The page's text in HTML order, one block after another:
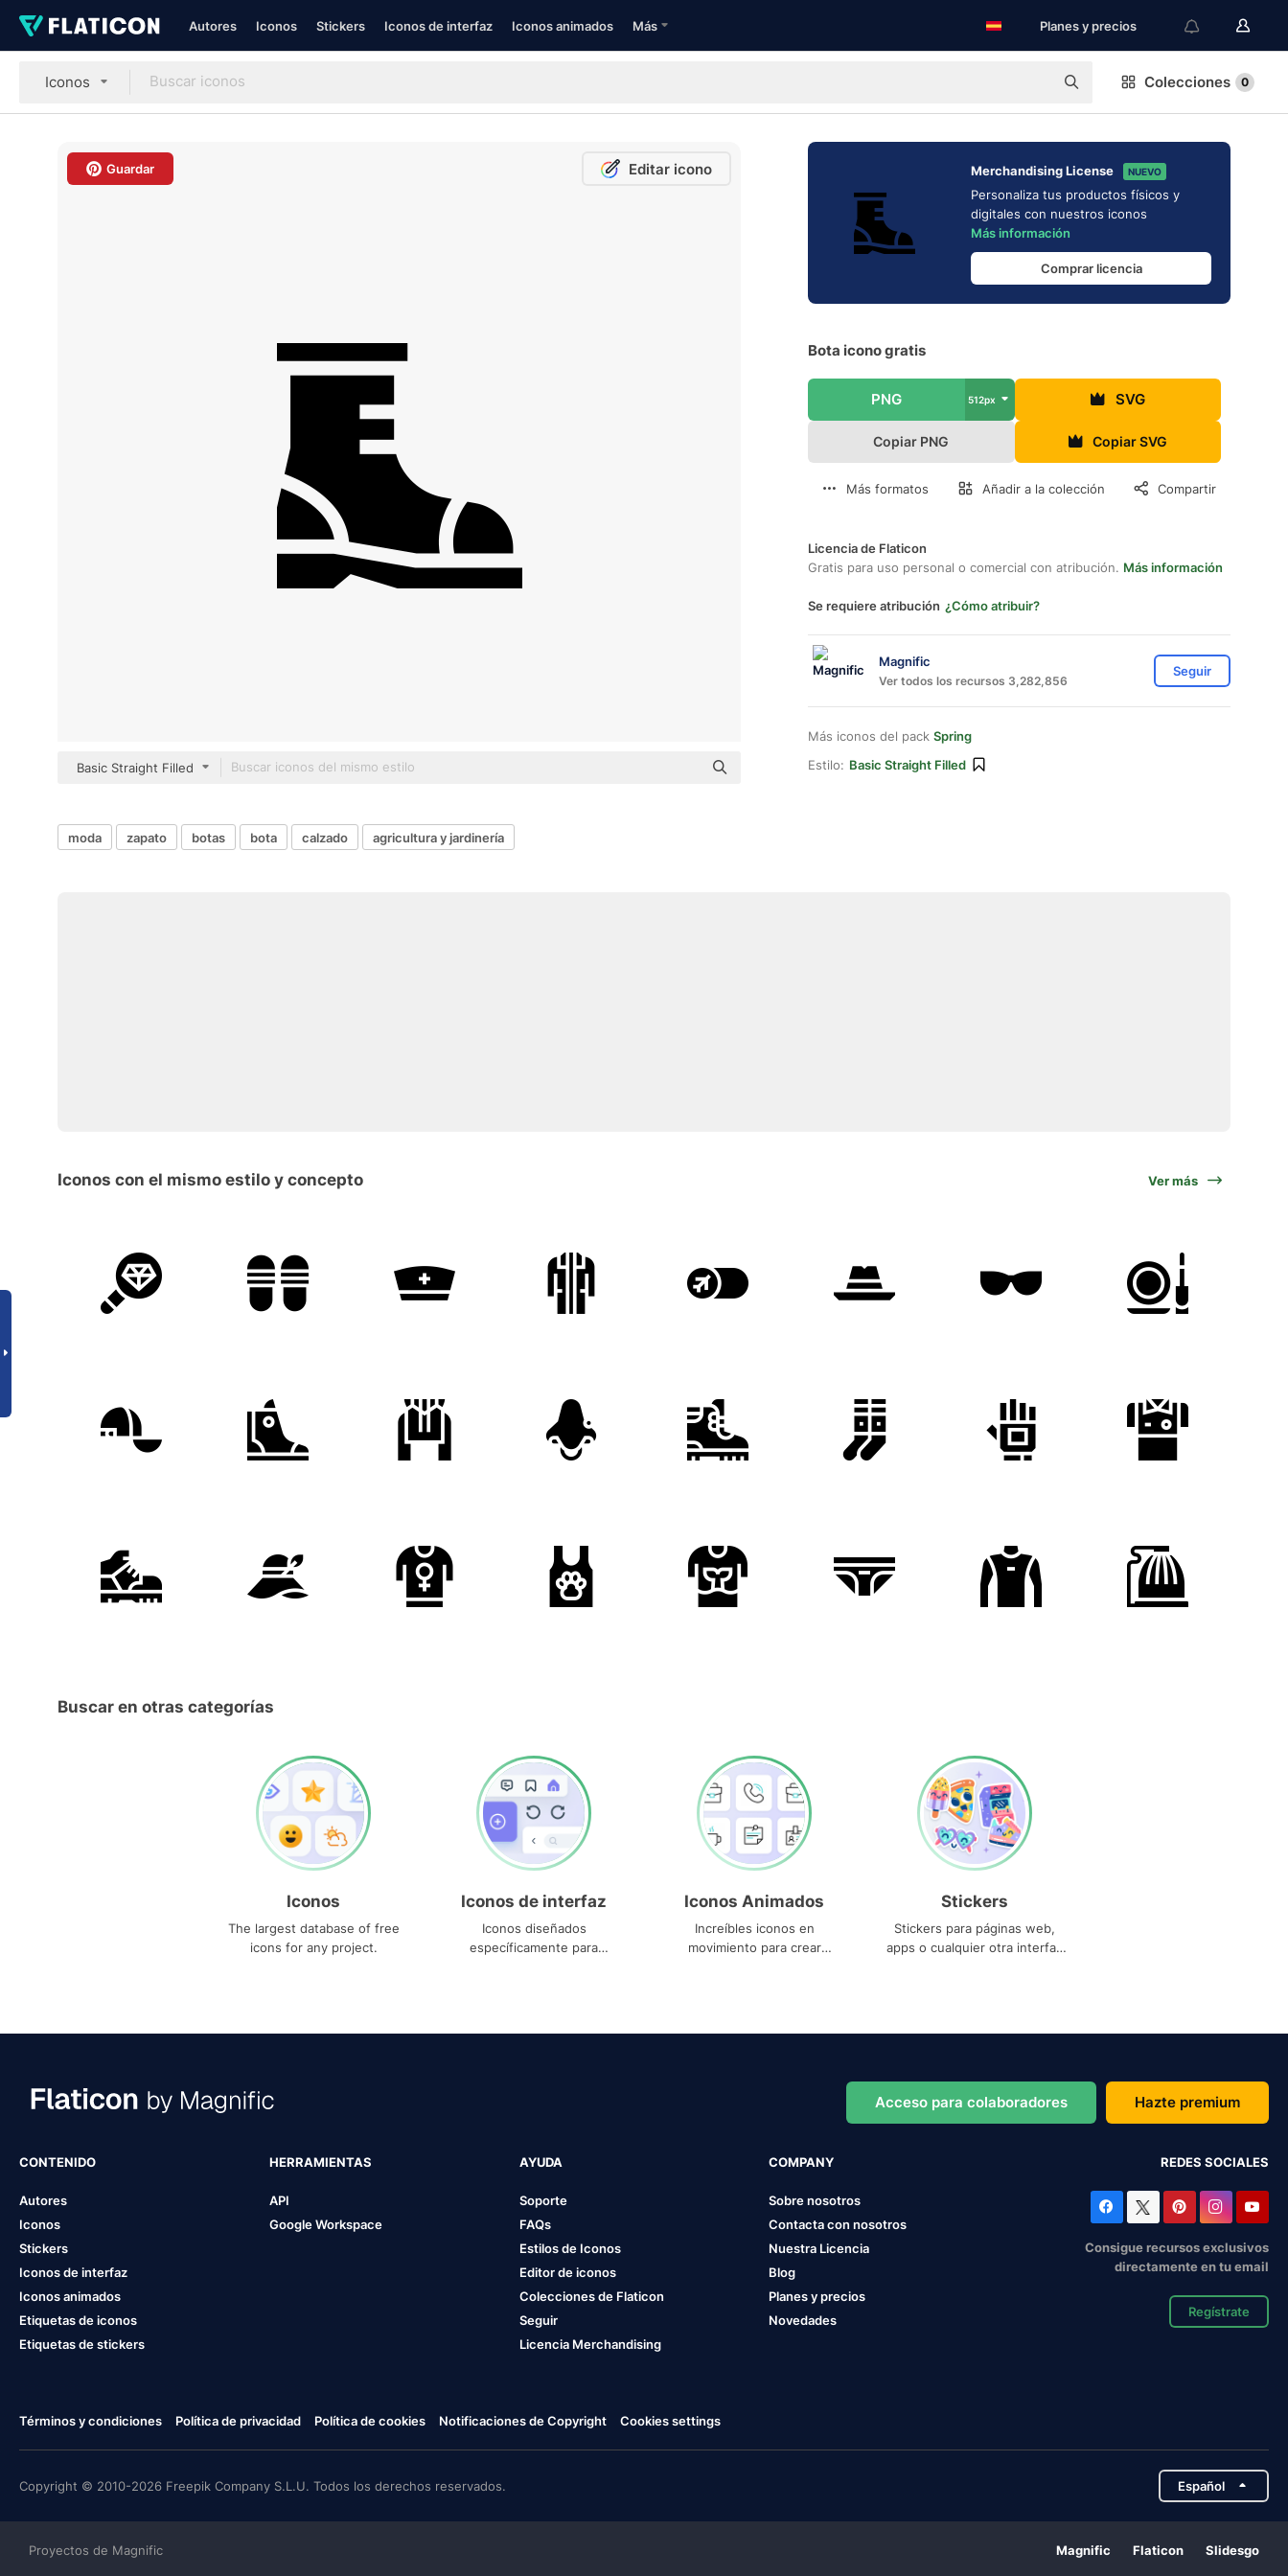
Autores Iconos Stickers Iconos de interfaz Iconos animados Más Planes y precios
Iconos Colecciones 0
Guardar Editar icono
Basic Straight Filled
Merchandising License NUEVO
Personaliza tus productos físicos y
digitales con nuestros iconos
Más información
Comprar licencia
Bota icono gratis
PNG 512px SVG
Copiar PNG Copiar SVG
Más formatos Añadir a la colección Compartir
Licencia de Flaticon
Gratis para uso personal o comercial con atribución. Más información
Se requiere atribución ¿Cómo atribuir?
Magnific
Ver todos los recursos 3,282,856
Seguir
Más iconos del pack Spring
Estilo: Basic Straight Filled
moda zapato botas bota calzado agricultura y jardinería
Iconos con el mismo estilo y concepto Ver más
Buscar en otras categorías
Iconos
The largest database of free
icons for any project.
Iconos de interfaz
Iconos diseñados
específicamente para
Iconos Animados
Increíbles iconos en
movimiento para crear
Stickers
Stickers para páginas web,
apps o cualquier otra interfaz
Acceso para colaboradores Hazte premium
CONTENIDO
Autores
Iconos
Stickers
Iconos de interfaz
Iconos animados
Etiquetas de iconos
Etiquetas de stickers
HERRAMIENTAS
API
Google Workspace
AYUDA
Soporte
FAQs
Estilos de Iconos
Editor de iconos
Colecciones de Flaticon
Seguir
Licencia Merchandising
COMPANY
Sobre nosotros
Contacta con nosotros
Nuestra Licencia
Blog
Planes y precios
Novedades
REDES SOCIALES
Consigue recursos exclusivos
directamente en tu email
Regístrate
Términos y condiciones Política de privacidad Política de cookies Notificaciones de Copyright Cookies settings
Copyright © 2010-2026 Freepik Company S.L.U. Todos los derechos reservados. Español
Proyectos de Magnific Magnific Flaticon Slidesgo